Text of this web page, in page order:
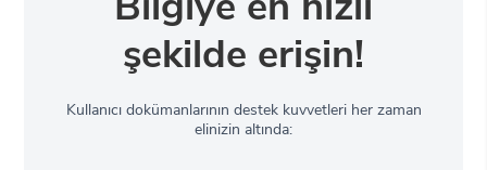
şekilde erişin!
Kullanıcı dokümanlarının destek kuvvetleri her zaman
elinizin altında: